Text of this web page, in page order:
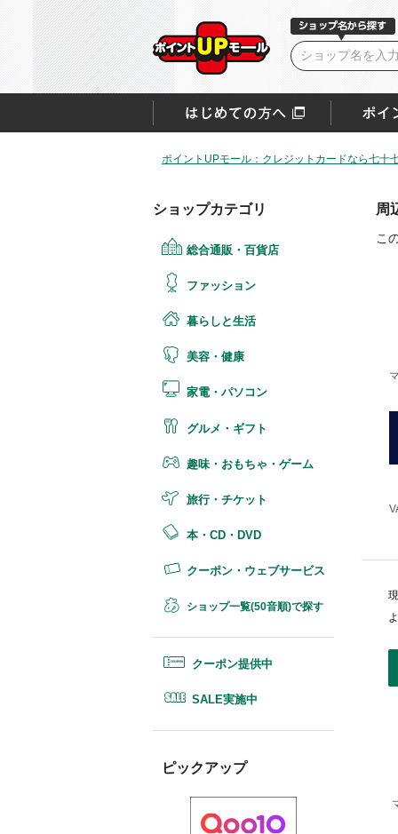
ポイントUPモール：クレジットカードなら七十
ショップカテゴリ
総合通販・百貨店
ファッション
暮らしと生活
美容・健康
家電・パソコン
グルメ・ギフト
趣味・おもちゃ・ゲーム
旅行・チケット
本・CD・DVD
クーポン・ウェブサービス
ショップ一覧(50音順)で探す
クーポン提供中
SALE実施中
ピックアップ
周
こ